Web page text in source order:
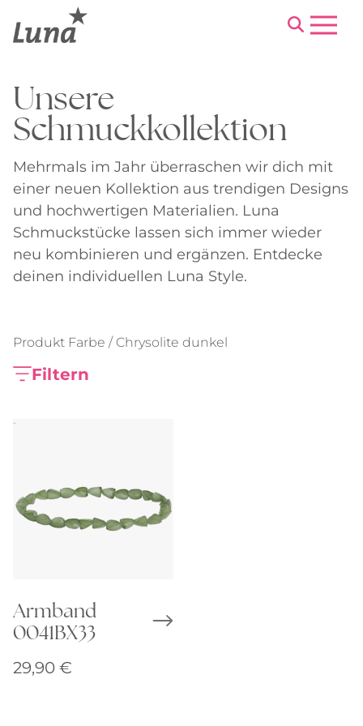
Menu
Unsere
Schmuckkollektion
Mehrmals im Jahr überraschen wir dich mit
einer neuen Kollektion aus trendigen Designs
und hochwertigen Materialien. Luna
Schmuckstücke lassen sich immer wieder
neu kombinieren und ergänzen. Entdecke
deinen individuellen Luna Style.
Produkt Farbe / Chrysolite dunkel
Filtern
Armband
0041BX33
29,90 €